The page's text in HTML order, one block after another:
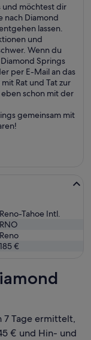
und möchtest dir
nach Diamond
lassen.
und
Wenn du
Springs
per E-Mail an das
Rat und Tat zur
schon mit der
gemeinsam mit
Reno-Tahoe Intl.
RNO
Reno
185 €
7 Tage ermittelt,
€ und Hin- und